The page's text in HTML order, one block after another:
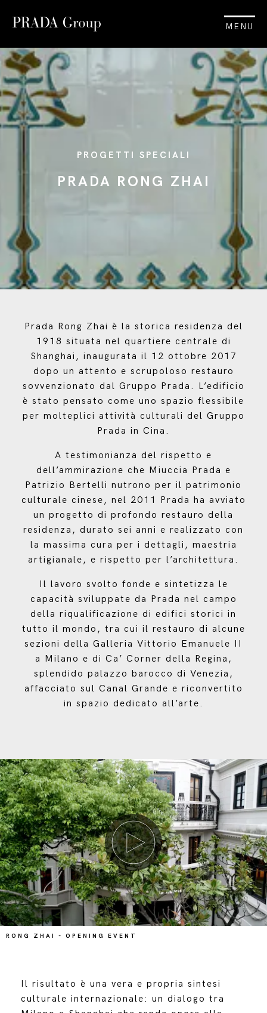
MENU
PROGETTI SPECIALI
PRADA RONG ZHAI
Prada Rong Zhai è la storica residenza del
1918 situata nel quartiere centrale di
Shanghai, inaugurata il 12 ottobre 2017
dopo un attento e scrupoloso restauro
sovvenzionato dal Gruppo Prada. L’edificio
è stato pensato come uno spazio flessibile
per molteplici attività culturali del Gruppo
Prada in Cina.
A testimonianza del rispetto e
dell’ammirazione che Miuccia Prada e
Patrizio Bertelli nutrono per il patrimonio
culturale cinese, nel 2011 Prada ha avviato
un progetto di profondo restauro della
residenza, durato sei anni e realizzato con
la massima cura per i dettagli, maestria
artigianale, e rispetto per l’architettura.
Il lavoro svolto fonde e sintetizza le
capacità sviluppate da Prada nel campo
della riqualificazione di edifici storici in
tutto il mondo, tra cui il restauro di alcune
sezioni della Galleria Vittorio Emanuele II
a Milano e di Ca’ Corner della Regina,
splendido palazzo barocco di Venezia,
affacciato sul Canal Grande e riconvertito
in spazio dedicato all’arte.
RONG ZHAI - OPENING EVENT
Il risultato è una vera e propria sintesi
culturale internazionale: un dialogo tra